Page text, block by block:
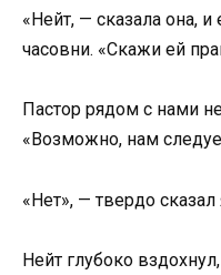
«Нейт, — сказала она,
часовни. «Скажи ей
Пастор рядом с нами
«Возможно, нам
«Нет», — твердо
Нейт глубоко